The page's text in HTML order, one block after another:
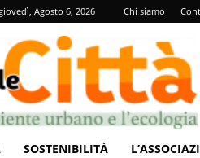
Agosto 6, 2026 Chi siamo
SOSTENIBILITÀ